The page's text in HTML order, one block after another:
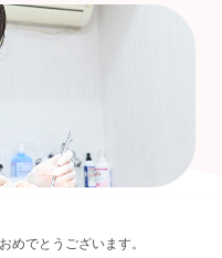
でとうございます。